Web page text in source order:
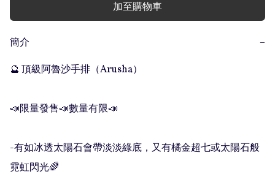
加至購物車
簡介
−
🔮 頂級阿魯沙手排（Arusha）
📣限量發售📣數量有限📣
-有如冰透太陽石會帶淡淡綠底，又有橘金超七或太陽石般
霓虹閃光🌈